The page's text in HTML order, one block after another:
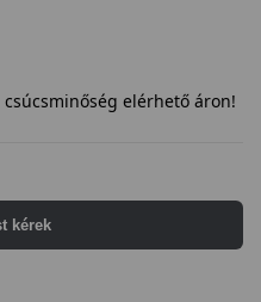
elérhető áron!
kérek